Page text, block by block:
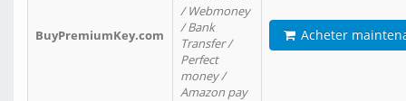
BuyPremiumKey.com
/ Webmoney
/ Bank
Transfer /
Perfect
money /
Amazon pay
Acheter